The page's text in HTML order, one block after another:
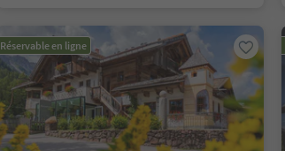
Réservable en ligne